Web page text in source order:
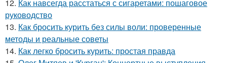
12. Как навсегда расстаться с сигаретами: пошаговое
руководство
13. Как бросить курить без силы воли: проверенные
методы и реальные советы
14. Как легко бросить курить: простая правда